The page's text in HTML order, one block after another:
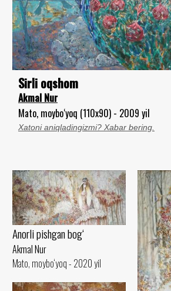
Sirli oqshom
Akmal Nur
Mato, moybo‘yoq (110x90) - 2009 yil
Xatoni aniqladingizmi? Xabar bering.
Anorli pishgan bog‘
Akmal Nur
Mato, moybo‘yoq - 2020 yil